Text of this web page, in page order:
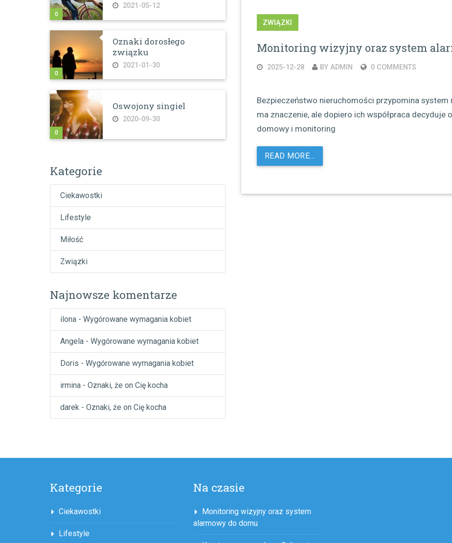
2021-05-12
0
Oznaki dorosłego
związku
2021-01-30
0
Oswojony singiel
2020-09-30
0
Kategorie
Ciekawostki
Lifestyle
Miłość
Związki
Najnowsze komentarze
ilona - Wygórowane wymagania kobiet
Angela - Wygórowane wymagania kobiet
Doris - Wygórowane wymagania kobiet
irmina - Oznaki, że on Cię kocha
darek - Oznaki, że on Cię kocha
ZWIĄZKI
Monitoring wizyjny oraz system
2025-12-28 BY ADMIN 0 COMMENTS
Bezpieczeństwo nieruchomości przypomina system
ma znaczenie, ale dopiero ich współpraca decyduje
domowy i monitoring
READ MORE…
Kategorie
Ciekawostki
Lifestyle
Na czasie
Monitoring wizyjny oraz system
alarmowy do domu